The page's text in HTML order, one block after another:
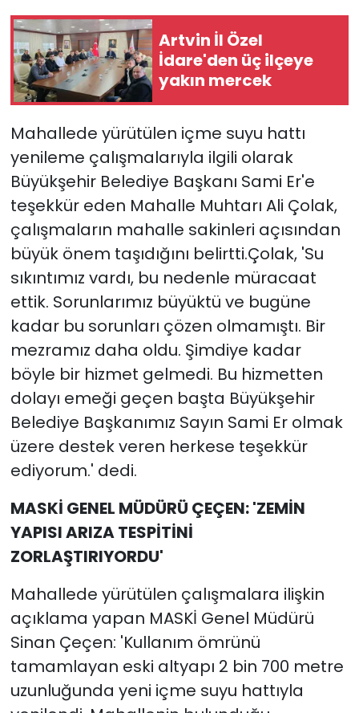
Artvin İl Özel
İdare'den üç ilçeye
yakın mercek
Mahallede yürütülen içme suyu hattı
yenileme çalışmalarıyla ilgili olarak
Büyükşehir Belediye Başkanı Sami Er'e
teşekkür eden Mahalle Muhtarı Ali Çolak,
çalışmaların mahalle sakinleri açısından
büyük önem taşıdığını belirtti.Çolak, 'Su
sıkıntımız vardı, bu nedenle müracaat
ettik. Sorunlarımız büyüktü ve bugüne
kadar bu sorunları çözen olmamıştı. Bir
mezramız daha oldu. Şimdiye kadar
böyle bir hizmet gelmedi. Bu hizmetten
dolayı emeği geçen başta Büyükşehir
Belediye Başkanımız Sayın Sami Er olmak
üzere destek veren herkese teşekkür
ediyorum.' dedi.
MASKİ GENEL MÜDÜRÜ ÇEÇEN: 'ZEMİN
YAPISI ARIZA TESPİTİNİ
ZORLAŞTIRIYORDU'
Mahallede yürütülen çalışmalara ilişkin
açıklama yapan MASKİ Genel Müdürü
Sinan Çeçen: 'Kullanım ömrünü
tamamlayan eski altyapı 2 bin 700 metre
uzunluğunda yeni içme suyu hattıyla